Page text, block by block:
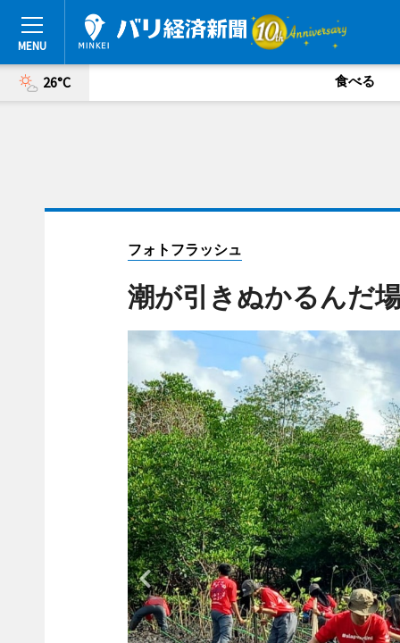
26°C 食べる
フォトフラッシュ
潮が引きぬかるんだ